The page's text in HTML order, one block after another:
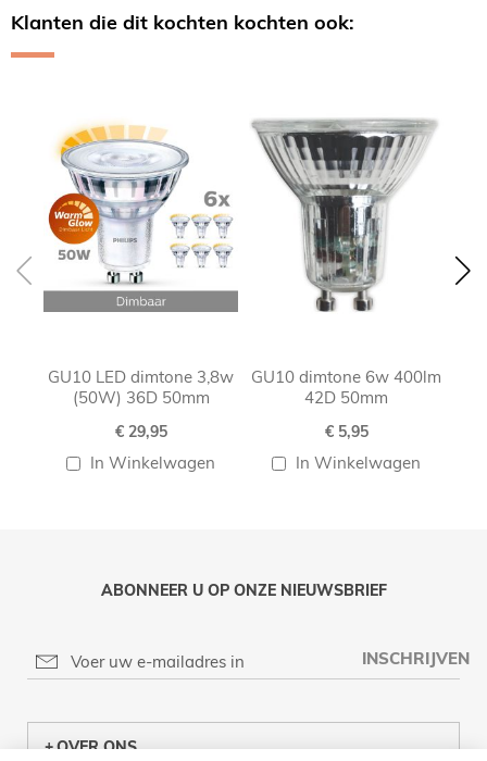
Klanten die dit kochten kochten ook:
GU10 LED dimtone 3,8w
(50W) 36D 50mm
€ 29,95
In Winkelwagen
GU10 dimtone 6w 400lm
42D 50mm
€ 5,95
In Winkelwagen
ABONNEER U OP ONZE NIEUWSBRIEF
INSCHRIJVEN
OVER ONS